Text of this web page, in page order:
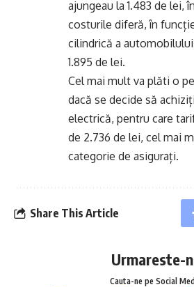
ajungeau la 1.483 de lei,
costurile diferă, în
cilindrică a
1.895 de lei.
Cel mai mult va plăti o
dacă se decide să
electrică, pentru care
de 2.736 de lei, cel mai
categorie de asigurați.
Share This Article
Urmareste-
Cauta-ne pe Social